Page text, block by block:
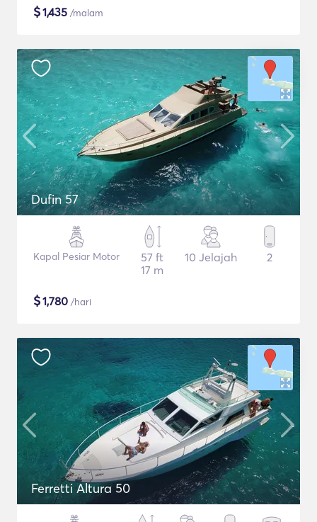
$1,435 /malam
Dufin 57
Kapal Pesiar Motor
57 ft
17 m
10 Jelajah 2
$1,780 /hari
Ferretti Altura 50